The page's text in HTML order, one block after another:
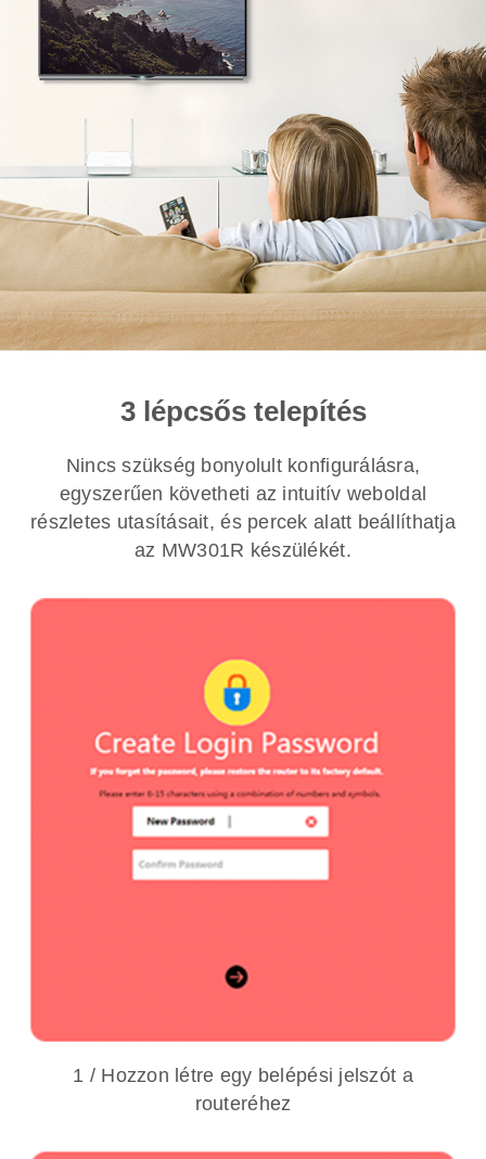
3 lépcsős telepítés
Nincs szükség bonyolult konfigurálásra,
egyszerűen követheti az intuitív weboldal
részletes utasításait, és percek alatt beállíthatja
az MW301R készülékét.
1 / Hozzon létre egy belépési jelszót a
routeréhez